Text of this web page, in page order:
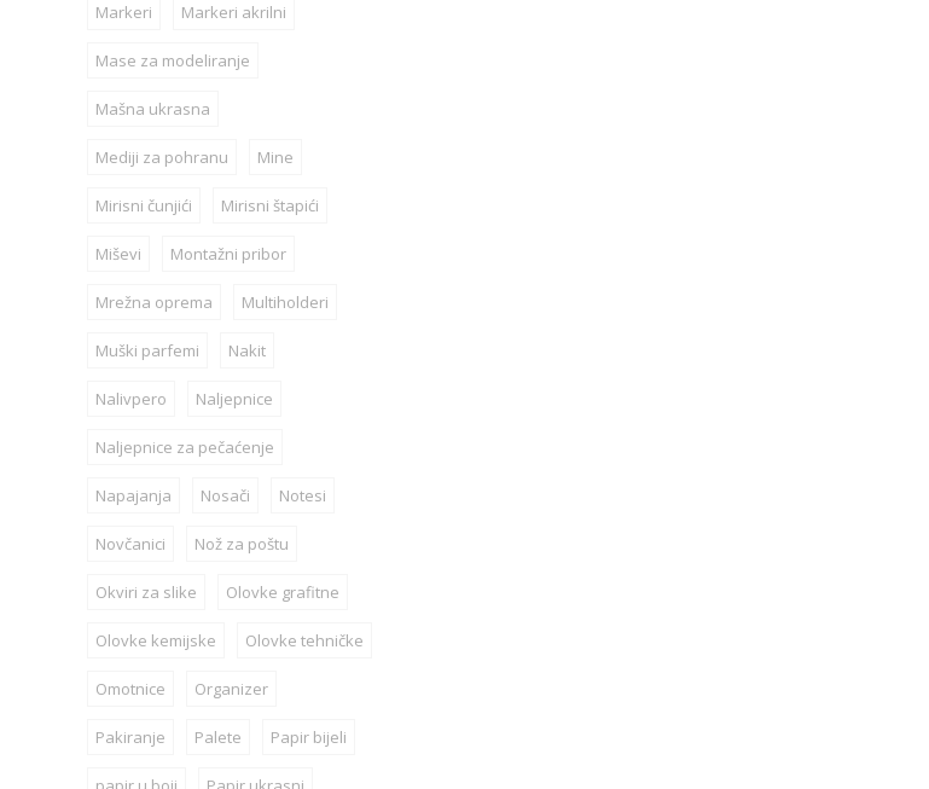
Markeri Markeri akrilni
Mase za modeliranje
Mašna ukrasna
Mediji za pohranu Mine
Mirisni čunjići Mirisni štapići
Miševi Montažni pribor
Mrežna oprema Multiholderi
Muški parfemi Nakit
Nalivpero Naljepnice
Naljepnice za pečaćenje
Napajanja Nosači Notesi
Novčanici Nož za poštu
Okviri za slike Olovke grafitne
Olovke kemijske Olovke tehničke
Omotnice Organizer
Pakiranje Palete Papir bijeli